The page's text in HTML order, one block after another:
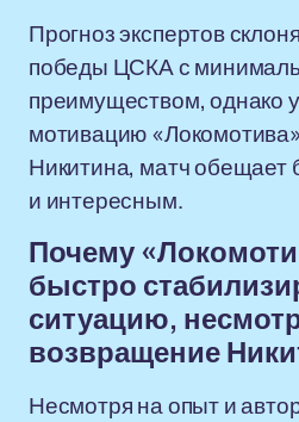
Прогноз экспертов
победы ЦСКА с
преимуществом, однако
мотивацию
Никитина, матч
и интересным.
Почему
быстро
ситуацию,
возвращение
Несмотря на опыт и